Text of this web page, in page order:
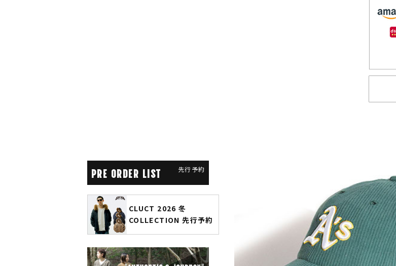
PRE ORDER LIST 先行予約
glamb × 劇場版『チェン
ソーマン レゼ篇』第2弾
先行予約
GLIMCLAP 2026 秋冬
1st 先行予約